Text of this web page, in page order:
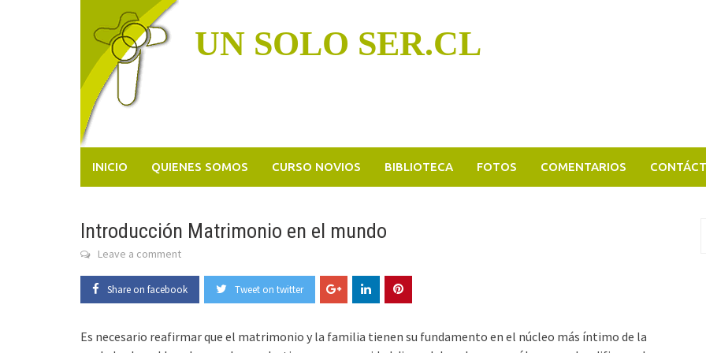
UN SOLO SER.CL
INICIO QUIENES SOMOS CURSO NOVIOS BIBLIOTECA FOTOS COMENTARIOS
Introducción Matrimonio en el mundo
Leave a comment
Share on facebook Tweet on twitter
Es necesario reafirmar que el matrimonio y la familia tienen su fundamento en el núcleo más íntimo de la